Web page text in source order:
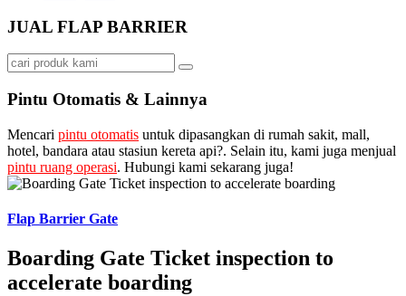
JUAL FLAP BARRIER
Pintu Otomatis & Lainnya
Mencari pintu otomatis untuk dipasangkan di rumah sakit, mall,
hotel, bandara atau stasiun kereta api?. Selain itu, kami juga menjual
pintu ruang operasi. Hubungi kami sekarang juga!
Flap Barrier Gate
Boarding Gate Ticket inspection to
accelerate boarding